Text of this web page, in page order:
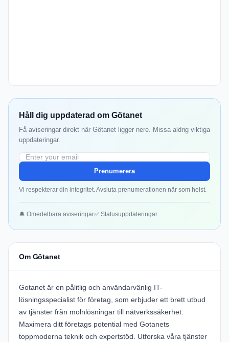
Håll dig uppdaterad om Götanet
Få aviseringar direkt när Götanet ligger nere. Missa aldrig viktiga
uppdateringar.
Prenumerera
Vi respekterar din integritet. Avsluta prenumerationen när som helst.
🔔 Omedelbara aviseringar✅ Statusuppdateringar
Om Götanet
Gotanet är en pålitlig och användarvänlig IT-
lösningsspecialist för företag, som erbjuder ett brett utbud
av tjänster från molnlösningar till nätverkssäkerhet.
Maximera ditt företags potential med Gotanets
toppmoderna teknik och expertstöd. Utforska våra tjänster